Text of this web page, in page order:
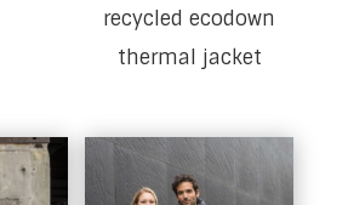
recycled ecodown
thermal jacket